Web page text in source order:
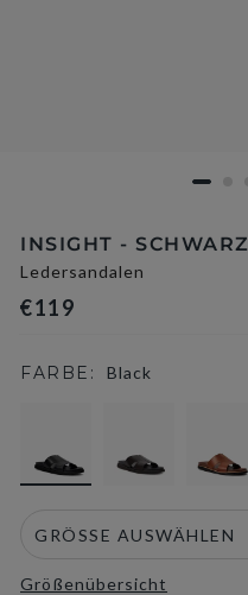
INSIGHT - SCHWARZ
Ledersandalen
€119
FARBE: Black
Größenübersicht